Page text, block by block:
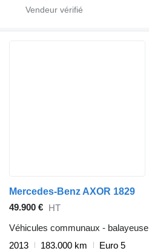
Mercedes-Benz AXOR 1829
49.900 € HT
Véhicules communaux - balayeuse
2013
183.000 km
Euro 5